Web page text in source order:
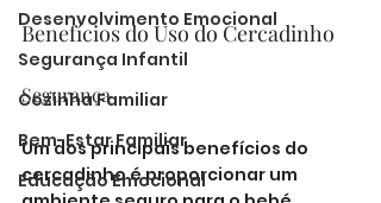
Desenvolvimento Emocional
Segurança Infantil
Cozinha Familiar
Bem-Estar Familiar
Educação Emocional
Benefícios do Uso do Cercadinho
Segurança
Um dos principais benefícios do
cercadinho é proporcionar um